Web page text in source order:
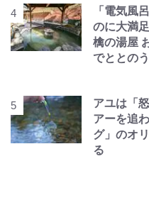
「電気風
のに大満
檎の湯屋
でととの
アユは「
アーを追
グ」のオ
る